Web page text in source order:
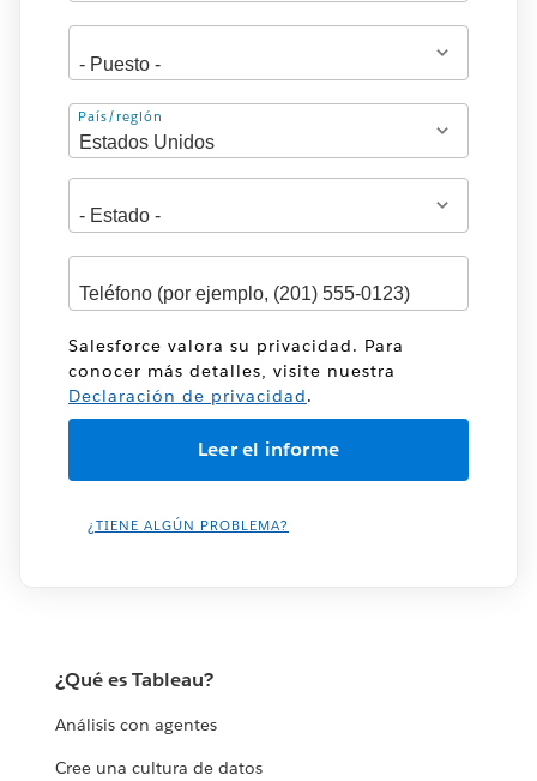
Dirección
País/región
Salesforce valora su privacidad. Para
conocer más detalles, visite nuestra
Declaración de privacidad.
¿TIENE ALGÚN PROBLEMA?
¿Qué es Tableau?
Análisis con agentes
Cree una cultura de datos